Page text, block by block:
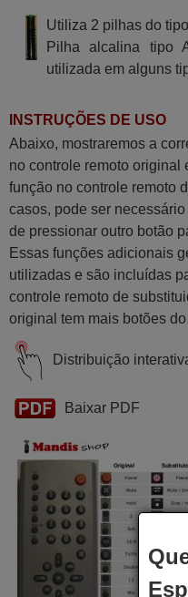
Utiliza 2 pilhas do
Pilha alcalina tipo
utilizada em alguns
INSTRUÇÕES DE USO
Abaixo, mostraremos a
no controle remoto original
função no controle remoto
casos, pode ser
de pressionar outro botão
Essas funções adicionais
utilizadas e são incluídas
controle remoto de
original tem mais botões
Distribuição
Baixar PDF